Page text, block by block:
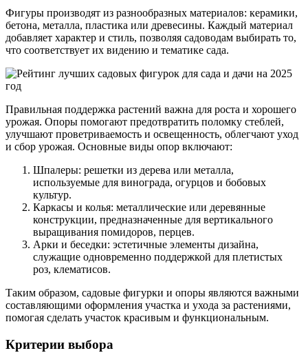
Фигуры производят из разнообразных материалов: керамики,
бетона, металла, пластика или древесины. Каждый материал
добавляет характер и стиль, позволяя садоводам выбирать то,
что соответствует их видению и тематике сада.
Правильная поддержка растений важна для роста и хорошего
урожая. Опоры помогают предотвратить поломку стеблей,
улучшают проветриваемость и освещенность, облегчают уход
и сбор урожая. Основные виды опор включают:
Шпалеры: решетки из дерева или металла,
используемые для винограда, огурцов и бобовых
культур.
Каркасы и колья: металлические или деревянные
конструкции, предназначенные для вертикального
выращивания помидоров, перцев.
Арки и беседки: эстетичные элементы дизайна,
служащие одновременно поддержкой для плетистых
роз, клематисов.
Таким образом, садовые фигурки и опоры являются важными
составляющими оформления участка и ухода за растениями,
помогая сделать участок красивым и функциональным.
Критерии выбора